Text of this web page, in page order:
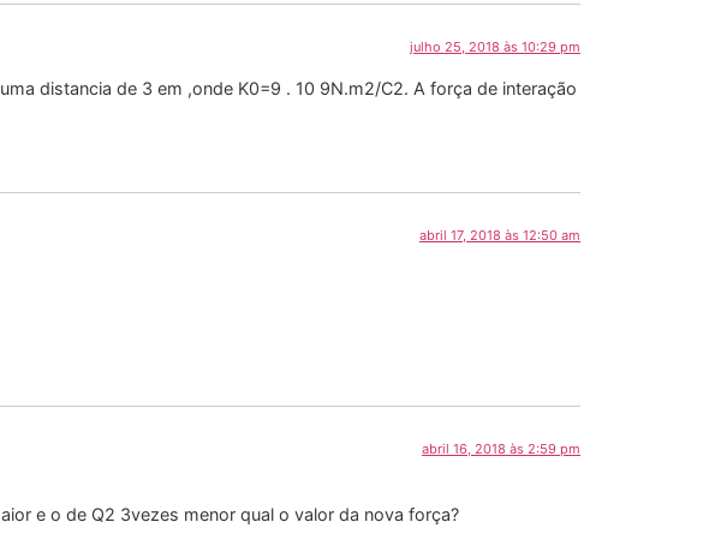
julho 25, 2018 às 10:29 pm
distancia de 3 em ,onde K0=9 . 10 9N.m2/C2. A força de interação
abril 17, 2018 às 12:50 am
abril 16, 2018 às 2:59 pm
e o de Q2 3vezes menor qual o valor da nova força?